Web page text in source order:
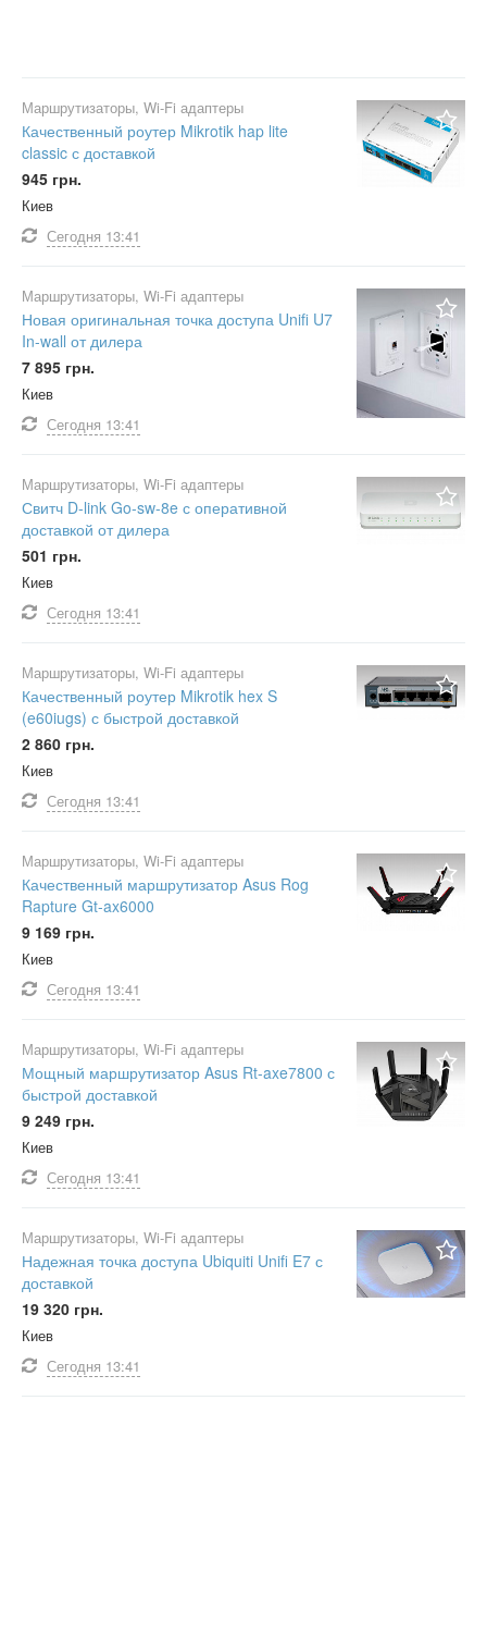
Маршрутизаторы, Wi-Fi адаптеры
Качественный роутер Mikrotik hap lite
classic с доставкой
945 грн.
Киев
Сегодня 13:41
Маршрутизаторы, Wi-Fi адаптеры
Новая оригинальная точка доступа Unifi U7
In-wall от дилера
7 895 грн.
Киев
Сегодня 13:41
Маршрутизаторы, Wi-Fi адаптеры
Свитч D-link Go-sw-8e с оперативной
доставкой от дилера
501 грн.
Киев
Сегодня 13:41
Маршрутизаторы, Wi-Fi адаптеры
Качественный роутер Mikrotik hex S
(e60iugs) с быстрой доставкой
2 860 грн.
Киев
Сегодня 13:41
Маршрутизаторы, Wi-Fi адаптеры
Качественный маршрутизатор Asus Rog
Rapture Gt-ax6000
9 169 грн.
Киев
Сегодня 13:41
Маршрутизаторы, Wi-Fi адаптеры
Мощный маршрутизатор Asus Rt-axe7800 с
быстрой доставкой
9 249 грн.
Киев
Сегодня 13:41
Маршрутизаторы, Wi-Fi адаптеры
Надежная точка доступа Ubiquiti Unifi E7 с
доставкой
19 320 грн.
Киев
Сегодня 13:41